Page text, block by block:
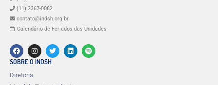
(11) 2367-0082
contato@indsh.org.br
Calendário de Feriados das Unidades
SOBRE O INDSH
Diretoria